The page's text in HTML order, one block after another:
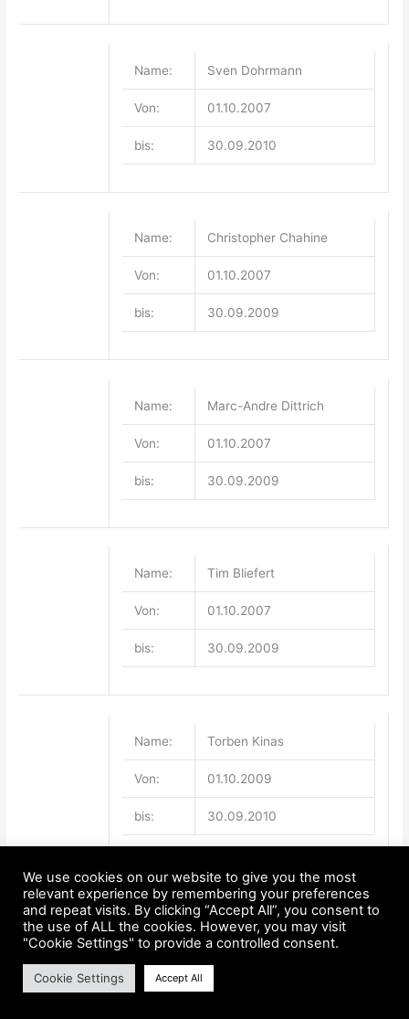
Name: Sven Dohrmann
Von: 01.10.2007
bis: 30.09.2010
Name: Christopher Chahine
Von: 01.10.2007
bis: 30.09.2009
Name: Marc-Andre Dittrich
Von: 01.10.2007
bis: 30.09.2009
Name: Tim Bliefert
Von: 01.10.2007
bis: 30.09.2009
Name: Torben Kinas
Von: 01.10.2009
bis: 30.09.2010
Name: Weijun Lu
Von: 01.10.2009
We use cookies on our website to give you the most
relevant experience by remembering your preferences
and repeat visits. By clicking “Accept All”, you consent to
the use of ALL the cookies. However, you may visit
"Cookie Settings" to provide a controlled consent.
Cookie Settings Accept All